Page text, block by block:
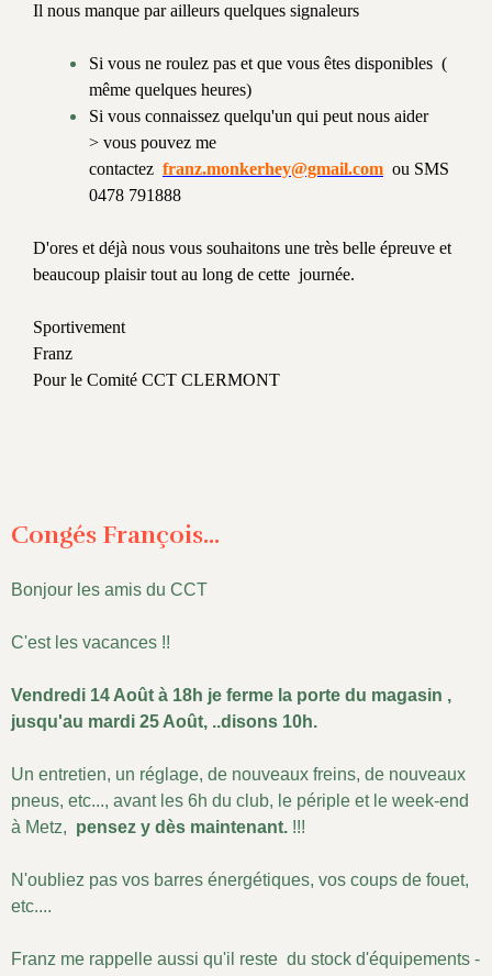
Il nous manque par ailleurs quelques signaleurs
Si vous ne roulez pas et que vous êtes disponibles (
même quelques heures)
Si vous connaissez quelqu'un qui peut nous aider
> vous pouvez me
contactez franz.monkerhey@gmail.com ou SMS
0478 791888
D'ores et déjà nous vous souhaitons une très belle épreuve et
beaucoup plaisir tout au long de cette journée.
Sportivement
Franz
Pour le Comité CCT CLERMONT
Congés François...
Bonjour les amis du CCT
C'est les vacances !!
Vendredi 14 Août à 18h je ferme la porte du magasin ,
jusqu'au mardi 25 Août, ..disons 10h.
Un entretien, un réglage, de nouveaux freins, de nouveaux
pneus, etc..., avant les 6h du club, le périple et le week-end
à Metz, pensez y dès maintenant. !!!
N'oubliez pas vos barres énergétiques, vos coups de fouet,
etc....
Franz me rappelle aussi qu'il reste du stock d'équipements -